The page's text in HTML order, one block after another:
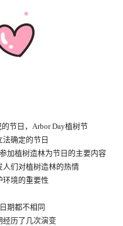
的节日，Arbor Day植树节
确定的节日
加植树造林为节日的主要内容
们对植树造林的热情
环境的重要性
期都不相同
经历了几次演变